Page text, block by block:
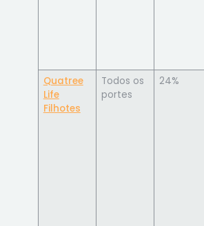
Quatree
Life
Filhotes
Todos os
portes
24%